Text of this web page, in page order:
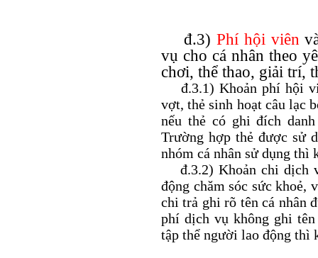
đ.3) Phí hội viên
vụ cho cá nhân theo
chơi, thể thao, giải trí,
đ.3.1) Khoản phí hội
vợt, thẻ sinh hoạt câu lạc
nếu thẻ có ghi đích
Trường hợp thẻ được sử
nhóm cá nhân sử dụng thì
đ.3.2) Khoản chi dịch
động chăm sóc sức
chi trả ghi rõ tên cá nhân
phí dịch vụ không ghi
tập thể người lao động thì